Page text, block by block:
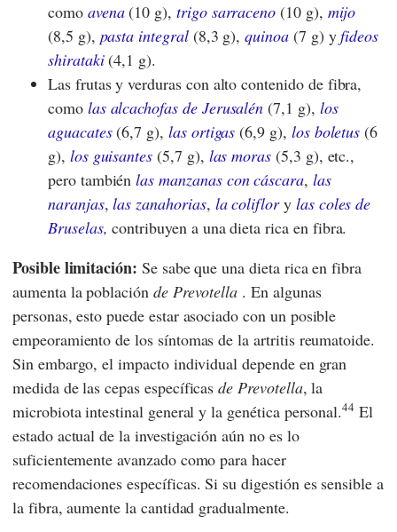
como avena(10 g), trigo sarraceno (10 g), mijo
(8,5 g), pasta integral(8,3 g),quinoa(7 g) yfideos
shirataki(4,1 g).
Las frutas y verduras con alto contenido de fibra,
como las alcachofas de Jerusalén (7,1 g), los
aguacates(6,7 g), las ortigas (6,9 g), los boletus (6
g), los guisantes (5,7 g), las moras (5,3 g), etc.,
pero tambiénlas manzanas con cáscara, las
naranjas,las zanahorias, la coliflory las coles de
Bruselas, contribuyen a una dieta rica en fibra.
Posible limitación: Se sabe que una dieta rica en fibra
aumenta la población de Prevotella . En algunas
personas, esto puede estar asociado con un posible
empeoramiento de los síntomas de la artritis reumatoide.
Sin embargo, el impacto individual depende en gran
medida de las cepas específicasde Prevotella, la
microbiota intestinal general y la genética personal.44 El
estado actual de la investigación aún no es lo
suficientemente avanzado como para hacer
recomendaciones específicas. Si su digestión es sensible a
la fibra, aumente la cantidad gradualmente.